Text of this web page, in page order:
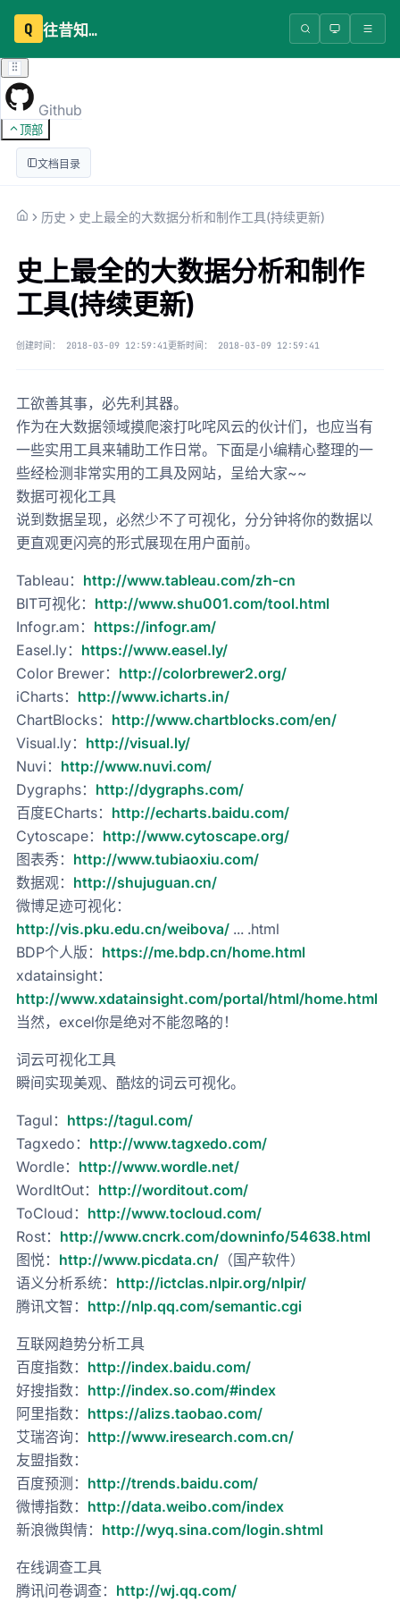
Q 往昔知识库
Github
顶部
文档目录
历史 史上最全的大数据分析和制作工具(持续更新)
史上最全的大数据分析和制作
工具(持续更新)
创建时间： 2018-03-09 12:59:41更新时间： 2018-03-09 12:59:41
工欲善其事，必先利其器。
作为在大数据领域摸爬滚打叱咤风云的伙计们，也应当有
一些实用工具来辅助工作日常。下面是小编精心整理的一
些经检测非常实用的工具及网站，呈给大家~~
数据可视化工具
说到数据呈现，必然少不了可视化，分分钟将你的数据以
更直观更闪亮的形式展现在用户面前。
Tableau： http://www.tableau.com/zh-cn
BIT可视化： http://www.shu001.com/tool.html
Infogr.am： https://infogr.am/
Easel.ly： https://www.easel.ly/
Color Brewer： http://colorbrewer2.org/
iCharts： http://www.icharts.in/
ChartBlocks： http://www.chartblocks.com/en/
Visual.ly： http://visual.ly/
Nuvi： http://www.nuvi.com/
Dygraphs： http://dygraphs.com/
百度ECharts： http://echarts.baidu.com/
Cytoscape： http://www.cytoscape.org/
图表秀： http://www.tubiaoxiu.com/
数据观： http://shujuguan.cn/
微博足迹可视化：
http://vis.pku.edu.cn/weibova/ ... .html
BDP个人版： https://me.bdp.cn/home.html
xdatainsight：
http://www.xdatainsight.com/portal/html/home.html
当然，excel你是绝对不能忽略的！
词云可视化工具
瞬间实现美观、酷炫的词云可视化。
Tagul： https://tagul.com/
Tagxedo： http://www.tagxedo.com/
Wordle： http://www.wordle.net/
WordItOut： http://worditout.com/
ToCloud： http://www.tocloud.com/
Rost： http://www.cncrk.com/downinfo/54638.html
图悦： http://www.picdata.cn/ （国产软件）
语义分析系统： http://ictclas.nlpir.org/nlpir/
腾讯文智： http://nlp.qq.com/semantic.cgi
互联网趋势分析工具
百度指数： http://index.baidu.com/
好搜指数： http://index.so.com/#index
阿里指数： https://alizs.taobao.com/
艾瑞咨询： http://www.iresearch.com.cn/
友盟指数：
百度预测： http://trends.baidu.com/
微博指数： http://data.weibo.com/index
新浪微舆情： http://wyq.sina.com/login.shtml
在线调查工具
腾讯问卷调查： http://wj.qq.com/